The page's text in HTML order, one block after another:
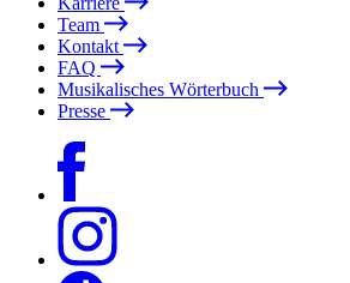
Team
Kontakt
FAQ
Musikalisches Wörterbuch
Presse